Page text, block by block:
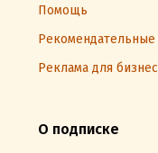
Помощь
Рекомендательные
Реклама для
О подписке